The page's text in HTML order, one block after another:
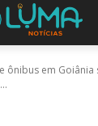
ônibus em